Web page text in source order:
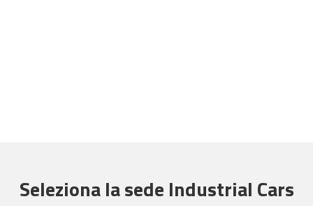
Seleziona la sede Industrial Cars